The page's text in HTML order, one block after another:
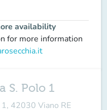
availability
for more information
S. Polo 1
42030 Viano RE